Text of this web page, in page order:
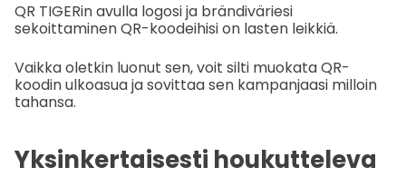
QR TIGERin avulla logosi ja brändiväriesi
sekoittaminen QR-koodeihisi on lasten leikkiä.
Vaikka oletkin luonut sen, voit silti muokata QR-
koodin ulkoasua ja sovittaa sen kampanjaasi milloin
tahansa.
Yksinkertaisesti houkutteleva